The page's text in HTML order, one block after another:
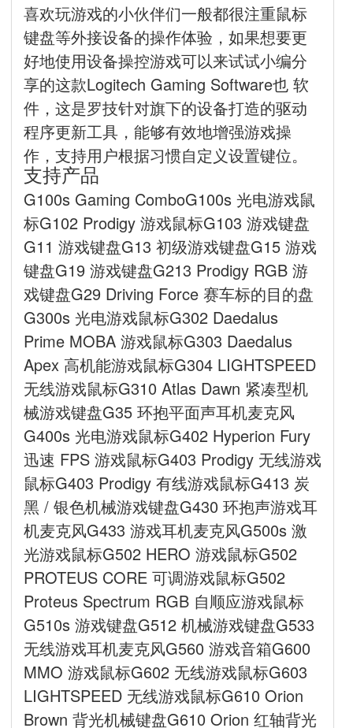
喜欢玩游戏的小伙伴们一般都很注重鼠标
键盘等外接设备的操作体验，如果想要更
好地使用设备操控游戏可以来试试小编分
享的这款Logitech Gaming Software也 软
件，这是罗技针对旗下的设备打造的驱动
程序更新工具，能够有效地增强游戏操
作，支持用户根据习惯自定义设置键位。
支持产品
G100s Gaming ComboG100s 光电游戏鼠
标G102 Prodigy 游戏鼠标G103 游戏键盘
G11 游戏键盘G13 初级游戏键盘G15 游戏
键盘G19 游戏键盘G213 Prodigy RGB 游
戏键盘G29 Driving Force 赛车标的目的盘
G300s 光电游戏鼠标G302 Daedalus
Prime MOBA 游戏鼠标G303 Daedalus
Apex 高机能游戏鼠标G304 LIGHTSPEED
无线游戏鼠标G310 Atlas Dawn 紧凑型机
械游戏键盘G35 环抱平面声耳机麦克风
G400s 光电游戏鼠标G402 Hyperion Fury
迅速 FPS 游戏鼠标G403 Prodigy 无线游戏
鼠标G403 Prodigy 有线游戏鼠标G413 炭
黑 / 银色机械游戏键盘G430 环抱声游戏耳
机麦克风G433 游戏耳机麦克风G500s 激
光游戏鼠标G502 HERO 游戏鼠标G502
PROTEUS CORE 可调游戏鼠标G502
Proteus Spectrum RGB 自顺应游戏鼠标
G510s 游戏键盘G512 机械游戏键盘G533
无线游戏耳机麦克风G560 游戏音箱G600
MMO 游戏鼠标G602 无线游戏鼠标G603
LIGHTSPEED 无线游戏鼠标G610 Orion
Brown 背光机械键盘G610 Orion 红轴背光